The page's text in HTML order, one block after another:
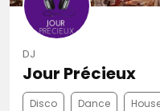
DJ
Jour Précieux
Disco Dance